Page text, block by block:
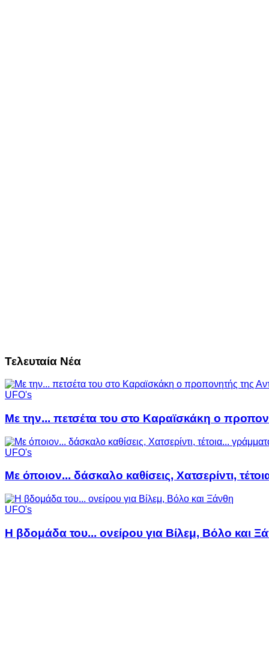
Τελευταία Νέα
UFO's
Με την... πετσέτα του στο Καραϊσκάκη ο
UFO's
Με όποιον... δάσκαλο καθίσεις, Χατσερίντι,
UFO's
Η βδομάδα του... ονείρου για Βίλεμ, Βόλο και